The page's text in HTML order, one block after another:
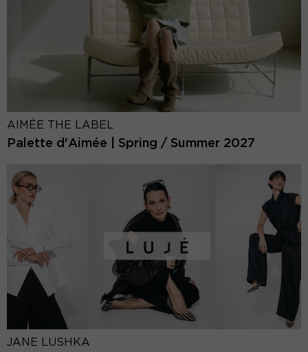
AIMÉE THE LABEL
Palette d'Aimée | Spring / Summer 2027
JANE LUSHKA